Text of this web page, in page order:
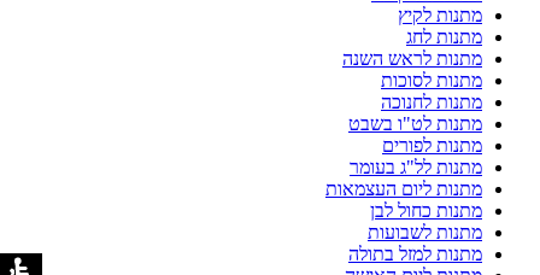
מתנות לקיץ
מתנות לחג
מתנות לראש השנה
מתנות לסוכות
מתנות לחנוכה
מתנות לט"ו בשבט
מתנות לפורים
מתנות לל"ג בעומר
מתנות ליום העצמאות
מתנות כחול לבן
מתנות לשבועות
מתנות למזל בתולה